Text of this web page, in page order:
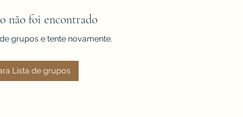
não foi encontrado
grupos e tente novamente.
Lista de grupos